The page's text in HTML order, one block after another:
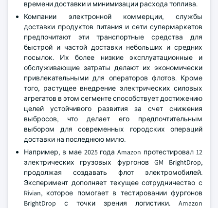
времени доставки и минимизации расхода топлива.
Компании электронной коммерции, службы
доставки продуктов питания и сети супермаркетов
предпочитают эти транспортные средства для
быстрой и частой доставки небольших и средних
посылок. Их более низкие эксплуатационные и
обслуживающие затраты делают их экономически
привлекательными для операторов флотов. Кроме
того, растущее внедрение электрических силовых
агрегатов в этом сегменте способствует достижению
целей устойчивого развития за счет снижения
выбросов, что делает его предпочтительным
выбором для современных городских операций
доставки на последнюю милю.
Например, в мае 2025 года Amazon протестировал 12
электрических грузовых фургонов GM BrightDrop,
продолжая создавать флот электромобилей.
Эксперимент дополняет текущее сотрудничество с
Rivian, которое помогает в тестировании фургонов
BrightDrop с точки зрения логистики. Amazon